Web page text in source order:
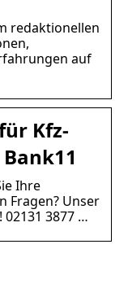
redaktionellen
auf
Kfz-
Ihre
Fragen? Unser
3877 …